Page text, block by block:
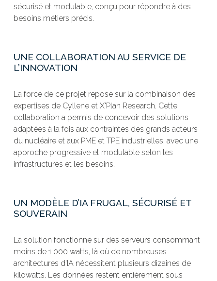
sécurisé et modulable, conçu pour répondre à des
besoins métiers précis.
UNE COLLABORATION AU SERVICE DE
L’INNOVATION
La force de ce projet repose sur la combinaison des
expertises de Cyllene et X'Plan Research. Cette
collaboration a permis de concevoir des solutions
adaptées à la fois aux contraintes des grands acteurs
du nucléaire et aux PME et TPE industrielles, avec une
approche progressive et modulable selon les
infrastructures et les besoins.
UN MODÈLE D’IA FRUGAL, SÉCURISÉ ET
SOUVERAIN
La solution fonctionne sur des serveurs consommant
moins de 1 000 watts, là où de nombreuses
architectures d’IA nécessitent plusieurs dizaines de
kilowatts. Les données restent entièrement sous